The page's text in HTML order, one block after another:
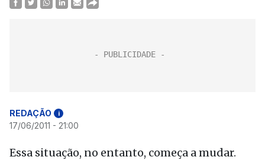
REDAÇÃO i
17/06/2011 - 21:00
Essa situação, no entanto, começa a mudar.